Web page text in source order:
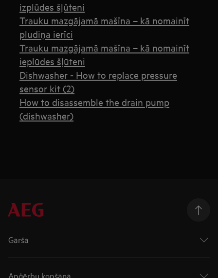
izplūdes šļūteni
Trauku mazgājamā mašīna – kā nomainīt
pludiņa ierīci
Trauku mazgājamā mašīna – kā nomainīt
ieplūdes šļūteni
Dishwasher - How to replace pressure
sensor kit (2)
How to disassemble the drain pump
(dishwasher)
Garša
Apģērbu kopšana